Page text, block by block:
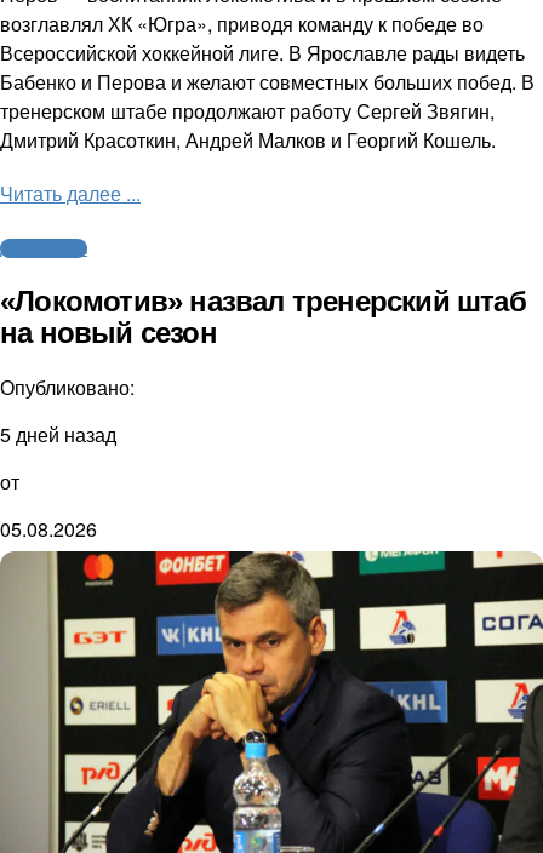
возглавлял ХК «Югра», приводя команду к победе во
Всероссийской хоккейной лиге. В Ярославле рады видеть
Бабенко и Перова и желают совместных больших побед. В
тренерском штабе продолжают работу Сергей Звягин,
Дмитрий Красоткин, Андрей Малков и Георгий Кошель.
Читать далее ...
Другие виды
«Локомотив» назвал тренерский штаб
на новый сезон
Опубликовано:
5 дней назад
от
05.08.2026